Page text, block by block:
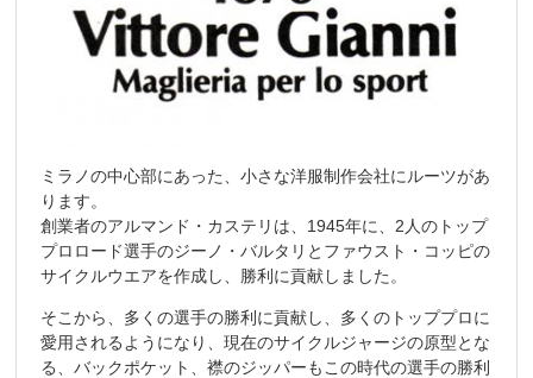
ミラノの中心部にあった、小さな洋服制作会社にルーツがあ
ります。
創業者のアルマンド・カステリは、1945年に、2人のトップ
プロロード選手のジーノ・バルタリとファウスト・コッピの
サイクルウエアを作成し、勝利に貢献しました。
そこから、多くの選手の勝利に貢献し、多くのトッププロに
愛用されるようになり、現在のサイクルジャージの原型とな
る、バックポケット、襟のジッパーもこの時代の選手の勝利